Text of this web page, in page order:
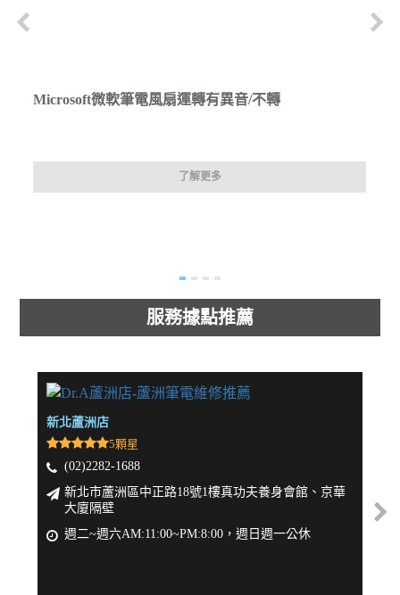
Microsoft微軟筆電風扇運轉有異音/不轉
了解更多
服務據點推薦
新北蘆洲店
5顆星
(02)2282-1688
新北市蘆洲區中正路18號1樓真功夫養身會館、京華
大廈隔壁
週二~週六AM:11:00~PM:8:00，週日週一公休